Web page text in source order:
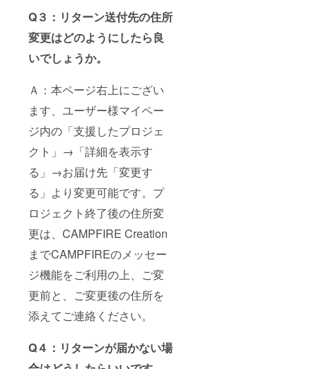
Q３：リターン送付先の住所
変更はどのようにしたら良
いでしょうか。
Ａ：本ページ右上にござい
ます、ユーザー様マイペー
ジ内の「支援したプロジェ
クト」→「詳細を表示す
る」→お届け先「変更す
る」より変更可能です。プ
ロジェクト終了後の住所変
更は、CAMPFIRE Creation
までCAMPFIREのメッセー
ジ機能をご利用の上、ご変
更前と、ご変更後の住所を
添えてご連絡ください。
Q４：リターンが届かない場